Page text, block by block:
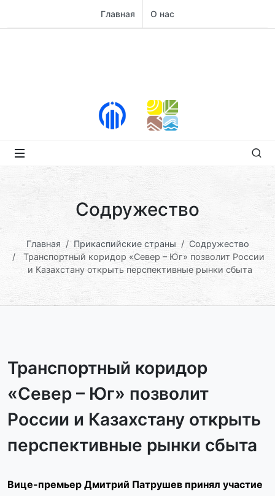
Главная О нас
Содружество
Главная Прикаспийские страны
Содружество
Транспортный коридор «Север – Юг» позволит России
и Казахстану открыть перспективные рынки сбыта
Транспортный коридор
«Север – Юг» позволит
России и Казахстану открыть
перспективные рынки сбыта
Вице-премьер Дмитрий Патрушев принял участие